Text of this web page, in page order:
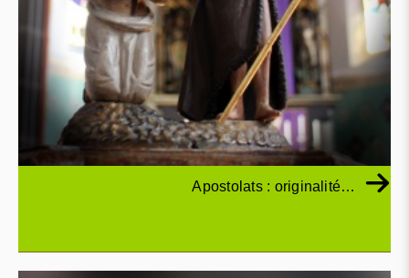
Apostolats : originalité…